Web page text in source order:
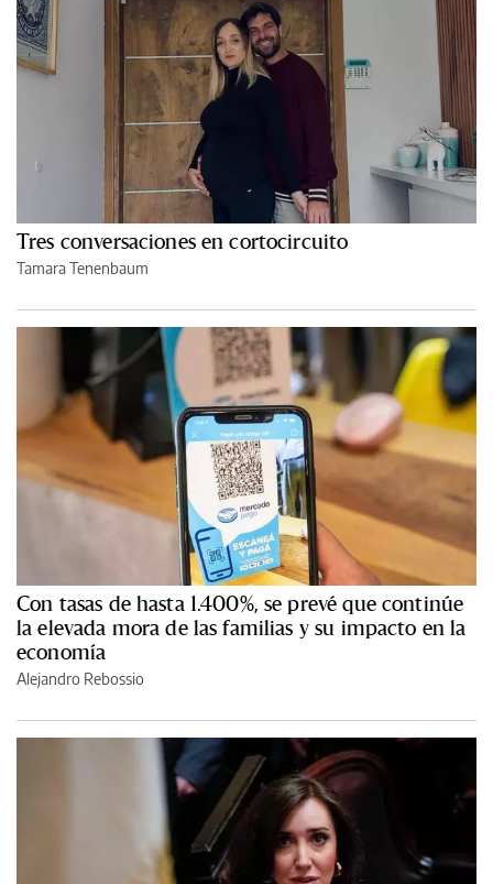
Tres conversaciones en cortocircuito
Tamara Tenenbaum
Con tasas de hasta 1.400%, se prevé que continúe
la elevada mora de las familias y su impacto en la
economía
Alejandro Rebossio